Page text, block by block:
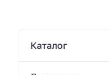
Каталог